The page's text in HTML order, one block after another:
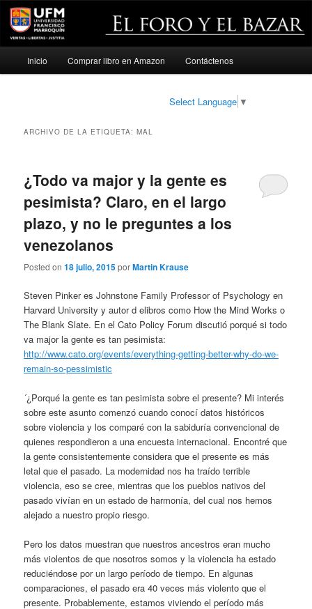
Ir
Ir
Inicio Comprar libro en Amazon Contáctenos
Select Language ▼
ARCHIVO DE LA ETIQUETA:MAL
¿Todo va major y la gente es
pesimista? Claro, en el largo
plazo, y no le preguntes a los
venezolanos
Posted on18 julio, 2015porMartin Krause
Steven Pinker es Johnstone Family Professor of Psychology en
Harvard University y autor d elibros como How the Mind Works o
The Blank Slate. En el Cato Policy Forum discutió porqué si todo
va major la gente es tan pesimista:
http://www.cato.org/events/everything-getting-better-why-do-we-
remain-so-pessimistic
´¿Porqué la gente es tan pesimista sobre el presente? Mi interés
sobre este asunto comenzó cuando conocí datos históricos
sobre violencia y los comparé con la sabiduría convencional de
quienes respondieron a una encuesta internacional. Encontré que
la gente consistentemente considera que el presente es más
letal que el pasado. La modernidad nos ha traído terrible
violencia, eso se cree, mientras que los pueblos nativos del
pasado vivían en un estado de harmonía, del cual nos hemos
alejado a nuestro propio riesgo.
Pero los datos muestran que nuestros ancestros eran mucho
más violentos de que nosotros somos y la violencia ha estado
reduciéndose por un largo período de tiempo. En algunas
comparaciones, el pasado era 40 veces más violento que el
presente. Probablemente, estamos viviendo el período más